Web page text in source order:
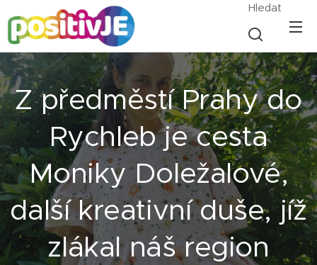
Hledat
Z předměstí Prahy do
Rychleb je cesta
Moniky Doležalové,
další kreativní duše, jíž
zlákal náš region